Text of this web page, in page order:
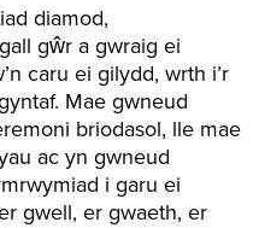
diamod,
gŵr a gwraig ei
caru ei gilydd, wrth i’r
Mae gwneud
briodasol, lle mae
ac yn gwneud
i garu ei
gwell, er gwaeth, er